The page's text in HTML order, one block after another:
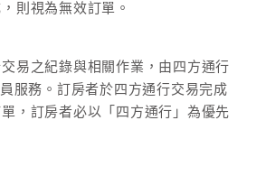
則視為無效訂單。
易之紀錄與相關作業，由四方通行
服務。訂房者於四方通行交易完成
，訂房者必以「四方通行」為優先